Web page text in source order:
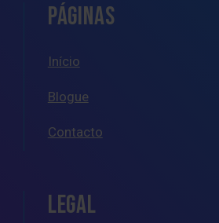
PÁGINAS
Início
Blogue
Contacto
LEGAL